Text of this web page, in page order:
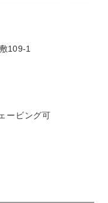
109-1
ービング可